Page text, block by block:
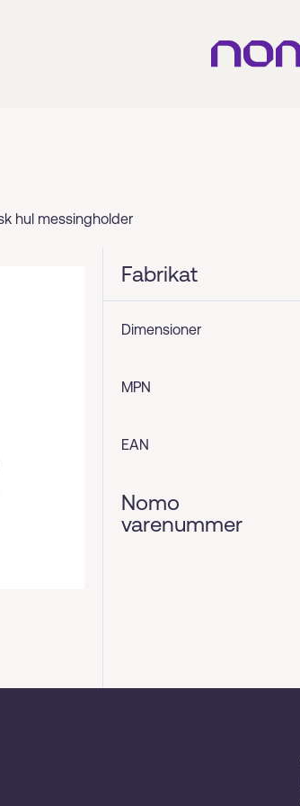
hul messingholder
Fabrikat
Dimensioner
MPN
EAN
Nomo
varenummer